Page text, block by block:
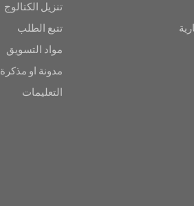
تنزيل الكتالوج
تتبع الطلب
مواد التسويق
مدونة او مذكرة
التعليمات